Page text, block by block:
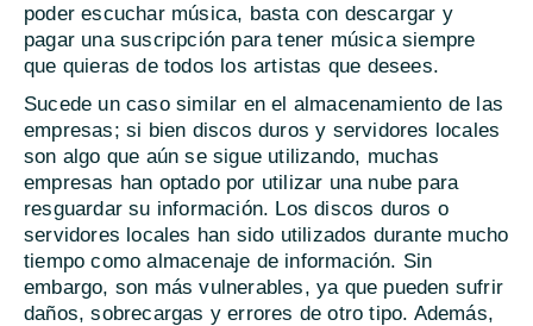
poder escuchar música, basta con descargar y
pagar una suscripción para tener música siempre
que quieras de todos los artistas que desees.
Sucede un caso similar en el almacenamiento de las
empresas; si bien discos duros y servidores locales
son algo que aún se sigue utilizando, muchas
empresas han optado por utilizar una nube para
resguardar su información. Los discos duros o
servidores locales han sido utilizados durante mucho
tiempo como almacenaje de información. Sin
embargo, son más vulnerables, ya que pueden sufrir
daños, sobrecargas y errores de otro tipo. Además,